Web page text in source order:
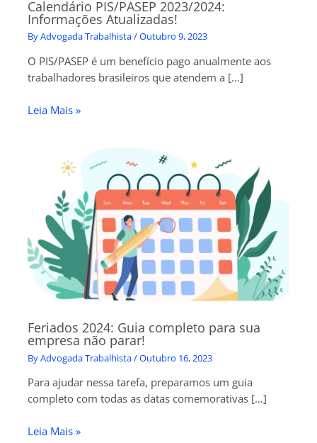
Calendário PIS/PASEP 2023/2024:
Informações Atualizadas!
ByAdvogada Trabalhista/Outubro 9, 2023
O PIS/PASEP é um benefício pago anualmente aos
trabalhadores brasileiros que atendem a […]
Leia Mais »
Feriados 2024: Guia completo para sua
empresa não parar!
ByAdvogada Trabalhista/Outubro 16, 2023
Para ajudar nessa tarefa, preparamos um guia
completo com todas as datas comemorativas […]
Leia Mais »